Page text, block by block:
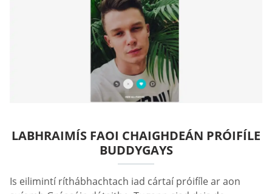
LABHRAIMÍS FAOI CHAIGHDEÁN PRÓIFÍLE
BUDDYGAYS
Is eilimintí ríthábhachtach iad cártaí próifíle ar aon